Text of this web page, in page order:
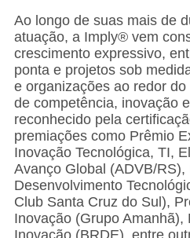
Ao longo de suas mais de
atuação, a Imply® vem
crescimento expressivo,
ponta e projetos sob
e organizações ao redor
de competência, inovação
reconhecido pela
premiações como Prêmio
Inovação Tecnológica, TI,
Avanço Global (ADVB/
Desenvolvimento
Club Santa Cruz do Sul),
Inovação (Grupo Amanhã),
Inovação (BRDE), entre